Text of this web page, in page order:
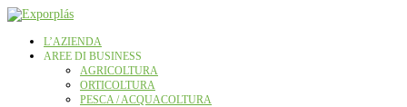
L’AZIENDA
AREE DI BUSINESS
AGRICOLTURA
ORTICOLTURA
PESCA / ACQUACOLTURA